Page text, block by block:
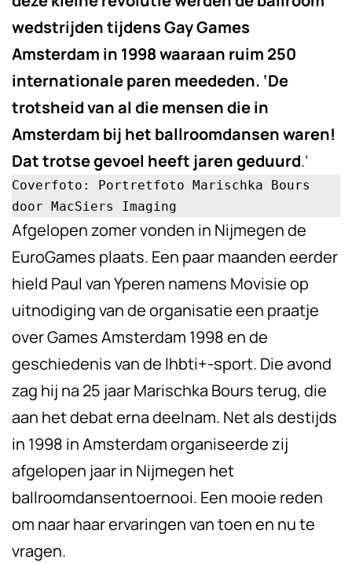
wedstrijden tijdens Gay Games
Amsterdam in 1998 waaraan ruim 250
internationale paren meededen. ‘De
trotsheid van al die mensen die in
Amsterdam bij het ballroomdansen waren!
Dat trotse gevoel heeft jaren geduurd.’
Coverfoto: Portretfoto Marischka Bours
door MacSiers Imaging
Afgelopen zomer vonden in Nijmegen de
EuroGames plaats. Een paar maanden eerder
hield Paul van Yperen namens Movisie op
uitnodiging van de organisatie een praatje
over Games Amsterdam 1998 en de
geschiedenis van de lhbti+-sport. Die avond
zag hij na 25 jaar Marischka Bours terug, die
aan het debat erna deelnam. Net als destijds
in 1998 in Amsterdam organiseerde zij
afgelopen jaar in Nijmegen het
ballroomdansentoernooi. Een mooie reden
om naar haar ervaringen van toen en nu te
vragen.